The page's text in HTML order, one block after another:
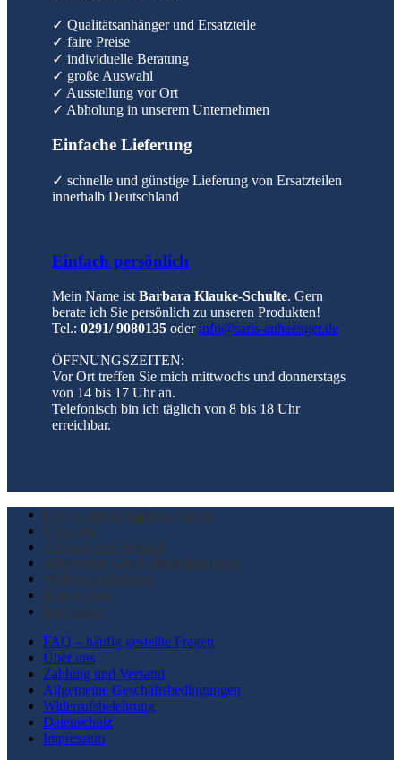
✓ Qualitätsanhänger und Ersatzteile
✓ faire Preise
✓ individuelle Beratung
✓ große Auswahl
✓ Ausstellung vor Ort
✓ Abholung in unserem Unternehmen
Einfache Lieferung
✓ schnelle und günstige Lieferung von Ersatzteilen
innerhalb Deutschland
Einfach persönlich
Mein Name ist Barbara Klauke-Schulte. Gern
berate ich Sie persönlich zu unseren Produkten!
Tel.: 0291/ 9080135 oderinfo@saris-anhaenger.de
ÖFFNUNGSZEITEN:
Vor Ort treffen Sie mich mittwochs und donnerstags
von 14 bis 17 Uhr an.
Telefonisch bin ich täglich von 8 bis 18 Uhr
erreichbar.
FAQ – häufig gestellte Fragen
Über uns
Zahlung und Versand
Allgemeine Geschäftsbedingungen
Widerrufsbelehrung
Datenschutz
Impressum
FAQ – häufig gestellte Fragen
Über uns
Zahlung und Versand
Allgemeine Geschäftsbedingungen
Widerrufsbelehrung
Datenschutz
Impressum